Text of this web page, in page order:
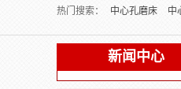
热门搜索：
中心孔磨床 中
新闻中心